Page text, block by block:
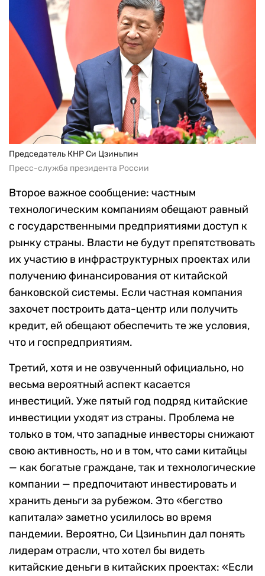
Председатель КНР Си Цзиньпин
Пресс-служба президента России
Второе важное сообщение: частным
технологическим компаниям обещают равный
с государственными предприятиями доступ к
рынку страны. Власти не будут препятствовать
их участию в инфраструктурных проектах или
получению финансирования от китайской
банковской системы. Если частная компания
захочет построить дата-центр или получить
кредит, ей обещают обеспечить те же условия,
что и госпредприятиям.
Третий, хотя и не озвученный официально, но
весьма вероятный аспект касается
инвестиций. Уже пятый год подряд китайские
инвестиции уходят из страны. Проблема не
только в том, что западные инвесторы снижают
свою активность, но и в том, что сами китайцы
— как богатые граждане, так и технологические
компании — предпочитают инвестировать и
хранить деньги за рубежом. Это «бегство
капитала» заметно усилилось во время
пандемии. Вероятно, Си Цзиньпин дал понять
лидерам отрасли, что хотел бы видеть
китайские деньги в китайских проектах: «Если